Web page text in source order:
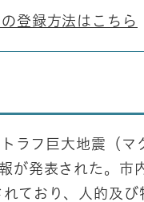
登録方法はこちら
フ巨大地震（マ
が発表された。市
ており、人的及